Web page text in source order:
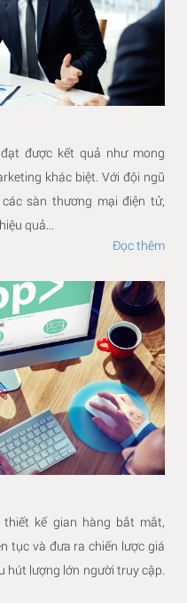
được kết quả như mong
khác biệt. Với đội ngũ
sàn thương mại điện tử,
quả...
Đọc thêm
kế gian hàng bắt mắt,
tục và đưa ra chiến lược giá
hút lượng lớn người truy cập.